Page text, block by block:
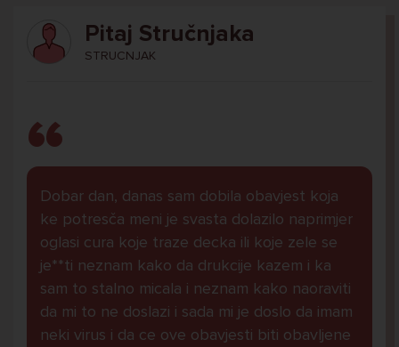
Pitaj Stručnjaka
STRUCNJAK
Dobar dan, danas sam dobila obavjest koja
ke potresča meni je svasta dolazilo naprimjer
oglasi cura koje traze decka ili koje zele se
je**ti neznam kako da drukcije kazem i ka
sam to stalno micala i neznam kako naoraviti
da mi to ne doslazi i sada mi je doslo da imam
neki virus i da ce ove obavjesti biti obavljene